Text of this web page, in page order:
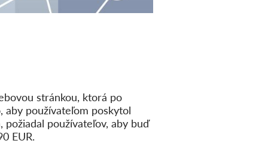
stránkou, ktorá po
aby používateľom poskytol
používateľov, aby buď
EUR.